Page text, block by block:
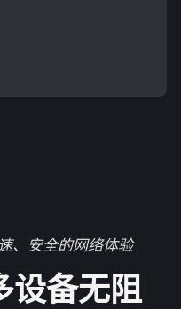
、安全的网络体验
设备无阻